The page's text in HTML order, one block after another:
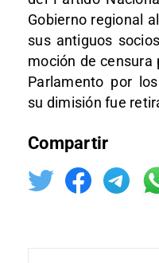
Gobierno regional
sus antiguos
moción de censura
Parlamento por
su dimisión fue
Compartir